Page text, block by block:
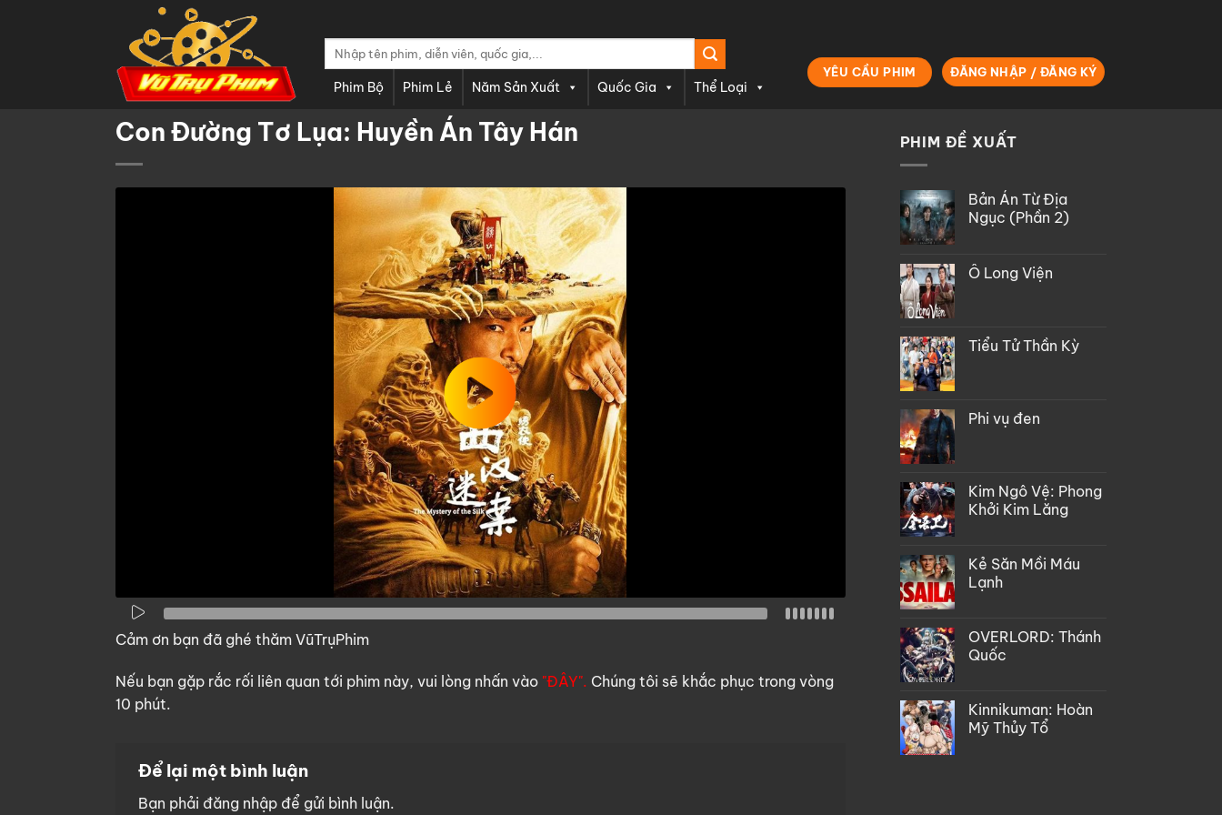
Tìm
Phim Bộ Phim Lẻ Năm Sản Xuất Quốc Gia Thể Loại
YÊU CẦU PHIM ĐĂNG NHẬP / ĐĂNG KÝ
Con Đường Tơ Lụa: Huyền Án Tây Hán
Cảm ơn bạn đã ghé thăm VũTrụPhim
Nếu bạn gặp rắc rối liên quan tới phim này, vui lòng nhấn vào "ĐÂY". Chúng tôi sẽ khắc phục trong vòng
10 phút.
Để lại một bình luận
Bạn phải đăng nhập để gửi bình luận.
PHIM ĐỀ XUẤT
Bản Án Từ Địa
Ngục (Phần 2)
Ô Long Viện
Tiểu Tử Thần Kỳ
Phi vụ đen
Kim Ngô Vệ: Phong
Khởi Kim Lăng
Kẻ Săn Mồi Máu
Lạnh
OVERLORD: Thánh
Quốc
Kinnikuman: Hoàn
Mỹ Thủy Tổ